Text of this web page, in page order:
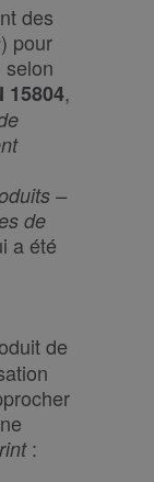
des
) pour
selon
15804,
–
de
a été
de
: